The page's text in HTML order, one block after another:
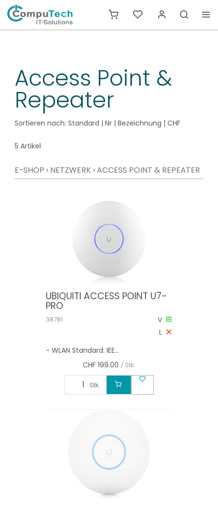
Access Point &
Repeater
Sortieren nach: Standard | Nr | Bezeichnung | CHF
5 Artikel
E-SHOP › NETZWERK ›ACCESS POINT & REPEATER
UBIQUITI ACCESS POINT U7-
PRO
V
L
38781
- WLAN Standard: IEE...
CHF 199.00 / Stk.
Stk.